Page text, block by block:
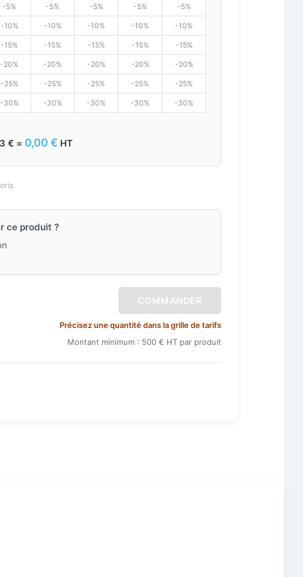
-5% -5% -5% -5% -5%
-10% -10% -10% -10% -10%
-15% -15% -15% -15% -15%
-20% -20% -20% -20% -20%
-25% -25% -25% -25% -25%
-30% -30% -30% -30% -30%
€ = 0,00 € HT
ce produit ?
COMMANDER
Précisez une quantité dans la grille de tarifs
Montant minimum : 500 € HT par produit